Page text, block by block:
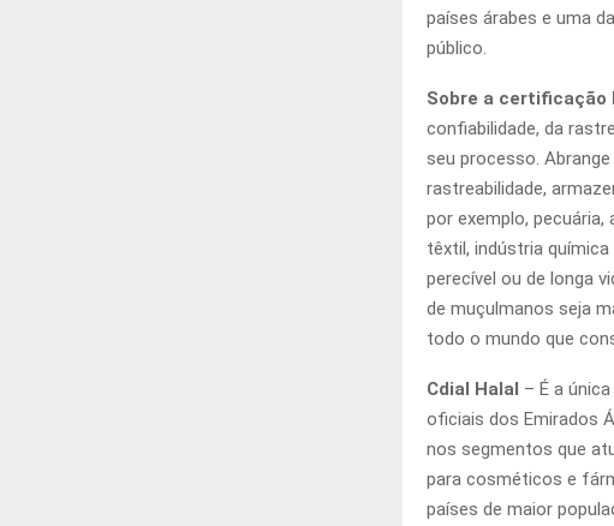
países árabes e uma
público.
Sobre a certificação
confiabilidade, da
seu processo.
rastreabilidade,
por exemplo,
têxtil, indústria
perecível ou de longa
de muçulmanos seja
todo o mundo que
Cdial Halal – É a
oficiais dos Emirados
nos segmentos que
para cosméticos e
países de maior